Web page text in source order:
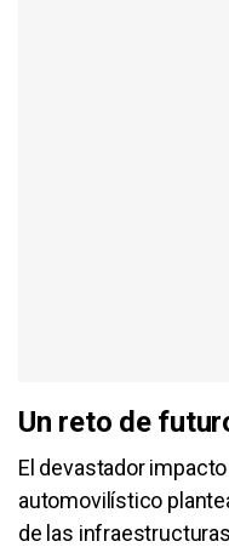
Un reto de
El devastador
automovilístico
de las